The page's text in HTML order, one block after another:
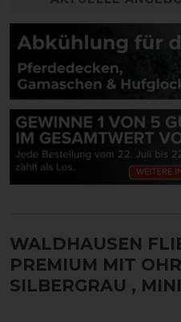
WALDHAUSEN
PREMIUM MIT
SILBERGRAU ,